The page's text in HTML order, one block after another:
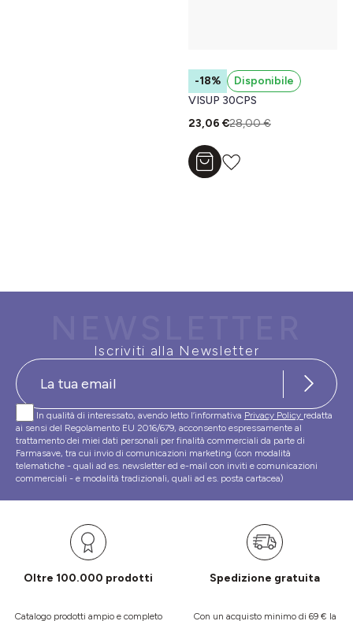
-18%
Disponibile
VISUP 30CPS
23,06 €28,00 €
Aggiungi al carrello
Iscriviti alla Newsletter
In qualità di interessato, avendo letto l’informativa Privacy Policy redatta
ai sensi del Regolamento EU 2016/679, acconsento espressamente al
trattamento dei miei dati personali per finalità commerciali da parte di
Farmasave, tra cui invio di comunicazioni marketing (con modalità
telematiche - quali ad es. newsletter ed e-mail con inviti e comunicazioni
commerciali - e modalità tradizionali, quali ad es. posta cartacea)
Oltre 100.000 prodotti
Catalogo prodotti ampio e completo
Spedizione gratuita
Con un acquisto minimo di 69 € la